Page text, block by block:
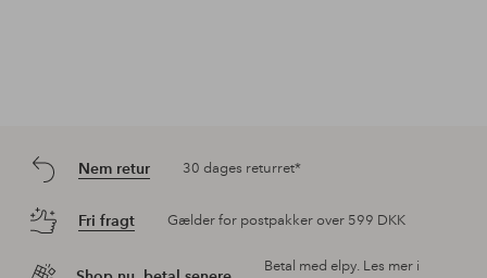
Nem retur 30 dages returret*
Fri fragt Gælder for postpakker over 599 DKK
Betal med elpy. Les mer i